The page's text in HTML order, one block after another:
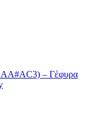
– Γέφυρα